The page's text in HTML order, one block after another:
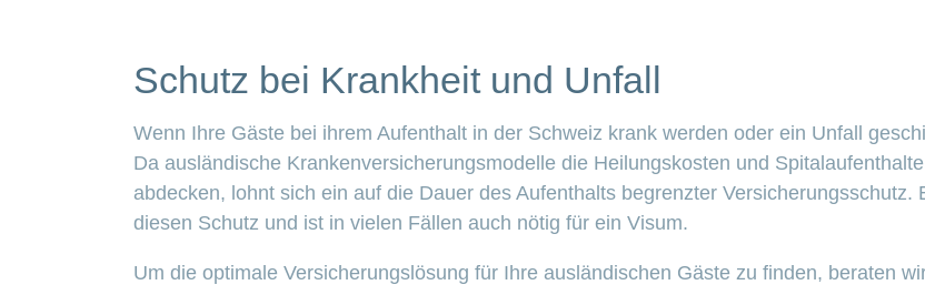
Schutz bei Krankheit und Unfall
Wenn Ihre Gäste bei ihrem Aufenthalt in der Schweiz krank werden oder ein Unfall
Da ausländische Krankenversicherungsmodelle die Heilungskosten und
abdecken, lohnt sich ein auf die Dauer des Aufenthalts begrenzter
diesen Schutz und ist in vielen Fällen auch nötig für ein Visum.
Um die optimale Versicherungslösung für Ihre ausländischen Gäste zu finden, beraten